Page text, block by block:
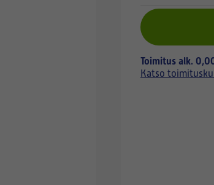
Toimitus alk.
Katso